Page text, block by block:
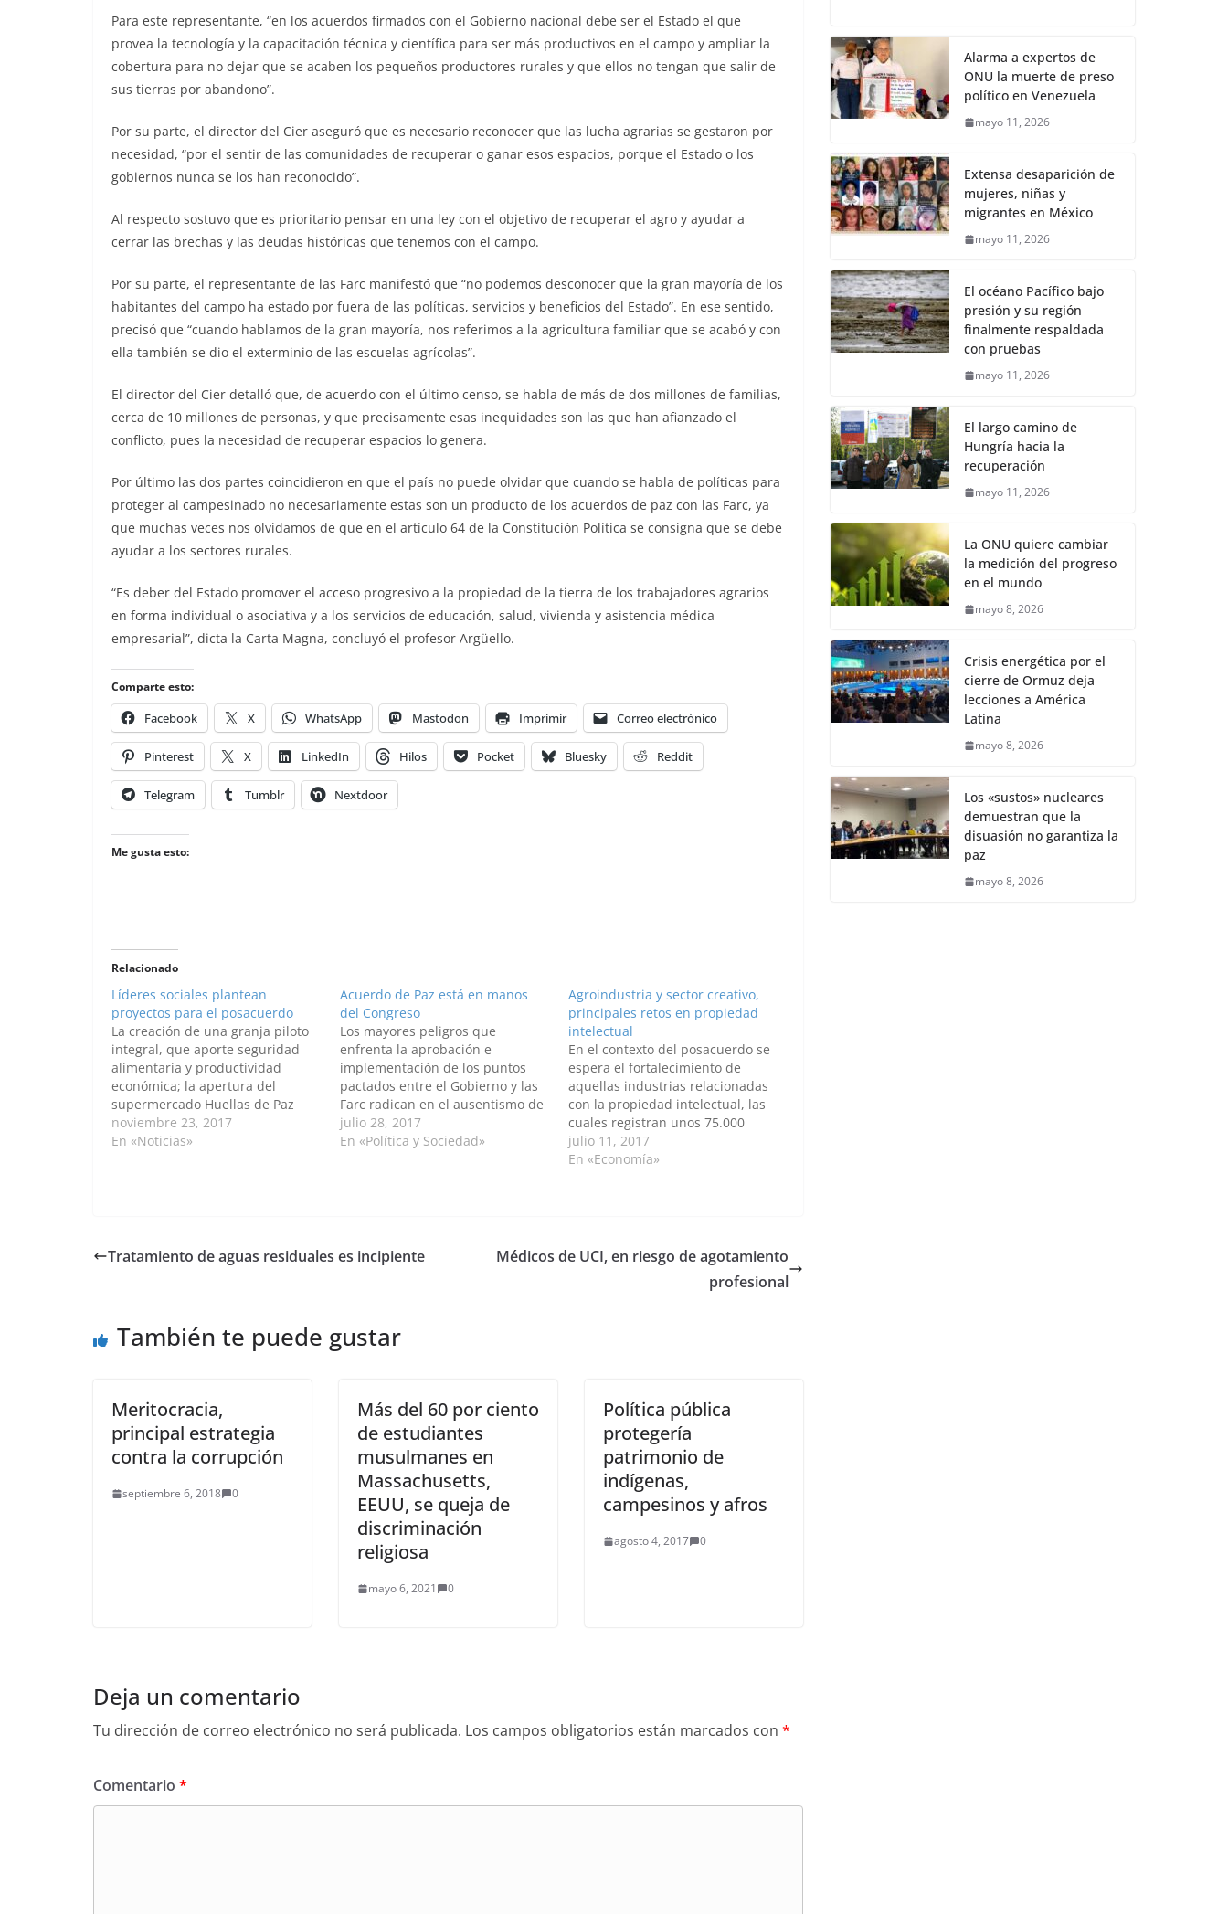
Para este representante, “en los acuerdos firmados con el Gobierno nacional debe ser el Estado el que
provea la tecnología y la capacitación técnica y científica para ser más productivos en el campo y ampliar la
cobertura para no dejar que se acaben los pequeños productores rurales y que ellos no tengan que salir de
sus tierras por abandono”.
Por su parte, el director del Cier aseguró que es necesario reconocer que las lucha agrarias se gestaron por
necesidad, “por el sentir de las comunidades de recuperar o ganar esos espacios, porque el Estado o los
gobiernos nunca se los han reconocido”.
Al respecto sostuvo que es prioritario pensar en una ley con el objetivo de recuperar el agro y ayudar a
cerrar las brechas y las deudas históricas que tenemos con el campo.
Por su parte, el representante de las Farc manifestó que “no podemos desconocer que la gran mayoría de los
habitantes del campo ha estado por fuera de las políticas, servicios y beneficios del Estado”. En ese sentido,
precisó que “cuando hablamos de la gran mayoría, nos referimos a la agricultura familiar que se acabó y con
ella también se dio el exterminio de las escuelas agrícolas”.
El director del Cier detalló que, de acuerdo con el último censo, se habla de más de dos millones de familias,
cerca de 10 millones de personas, y que precisamente esas inequidades son las que han afianzado el
conflicto, pues la necesidad de recuperar espacios lo genera.
Por último las dos partes coincidieron en que el país no puede olvidar que cuando se habla de políticas para
proteger al campesinado no necesariamente estas son un producto de los acuerdos de paz con las Farc, ya
que muchas veces nos olvidamos de que en el artículo 64 de la Constitución Política se consigna que se debe
ayudar a los sectores rurales.
“Es deber del Estado promover el acceso progresivo a la propiedad de la tierra de los trabajadores agrarios
en forma individual o asociativa y a los servicios de educación, salud, vivienda y asistencia médica
empresarial”, dicta la Carta Magna, concluyó el profesor Argüello.
Comparte esto:
Facebook X WhatsApp Mastodon Imprimir Correo electrónico
Pinterest X LinkedIn Hilos Pocket Bluesky Reddit
Telegram Tumblr Nextdoor
Me gusta esto:
Relacionado
Líderes sociales plantean
proyectos para el posacuerdo
La creación de una granja piloto
integral, que aporte seguridad
alimentaria y productividad
económica; la apertura del
supermercado Huellas de Paz
para el desarrollo de la economía
familiar, y la comercialización de
noviembre 23, 2017
En «Noticias»
Acuerdo de Paz está en manos
del Congreso
Los mayores peligros que
enfrenta la aprobación e
implementación de los puntos
pactados entre el Gobierno y las
Farc radican en el ausentismo de
congresistas, quienes estarían
más atentos a la legislatura
julio 28, 2017
En «Política y Sociedad»
Agroindustria y sector creativo,
principales retos en propiedad
intelectual
En el contexto del posacuerdo se
espera el fortalecimiento de
aquellas industrias relacionadas
con la propiedad intelectual, las
cuales registran unos 75.000
productos al año y contribuyen
con cerca del 3,3 % del producto
julio 11, 2017
En «Economía»
Tratamiento de aguas residuales es incipiente
Médicos de UCI, en riesgo de agotamiento
profesional
También te puede gustar
Meritocracia,
principal estrategia
contra la corrupción
septiembre 6, 2018 0
Más del 60 por ciento
de estudiantes
musulmanes en
Massachusetts,
EEUU, se queja de
discriminación
religiosa
mayo 6, 2021 0
Política pública
protegería
patrimonio de
indígenas,
campesinos y afros
agosto 4, 2017 0
Deja un comentario
Tu dirección de correo electrónico no será publicada. Los campos obligatorios están marcados con *
Comentario *
Alarma a expertos de
ONU la muerte de preso
político en Venezuela
mayo 11, 2026
Extensa desaparición de
mujeres, niñas y
migrantes en México
mayo 11, 2026
El océano Pacífico bajo
presión y su región
finalmente respaldada
con pruebas
mayo 11, 2026
El largo camino de
Hungría hacia la
recuperación
mayo 11, 2026
La ONU quiere cambiar
la medición del progreso
en el mundo
mayo 8, 2026
Crisis energética por el
cierre de Ormuz deja
lecciones a América
Latina
mayo 8, 2026
Los «sustos» nucleares
demuestran que la
disuasión no garantiza la
paz
mayo 8, 2026